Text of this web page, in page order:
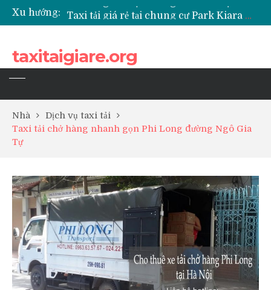
Xu hướng:
Taxi tải giá rẻ tại chung cư Grande Park Phú Lãm
taxitaigiare.org
Nhà
Dịch vụ taxi tải
Taxi tải chở hàng nhanh gọn Phi Long đường Ngô Gia
Tự